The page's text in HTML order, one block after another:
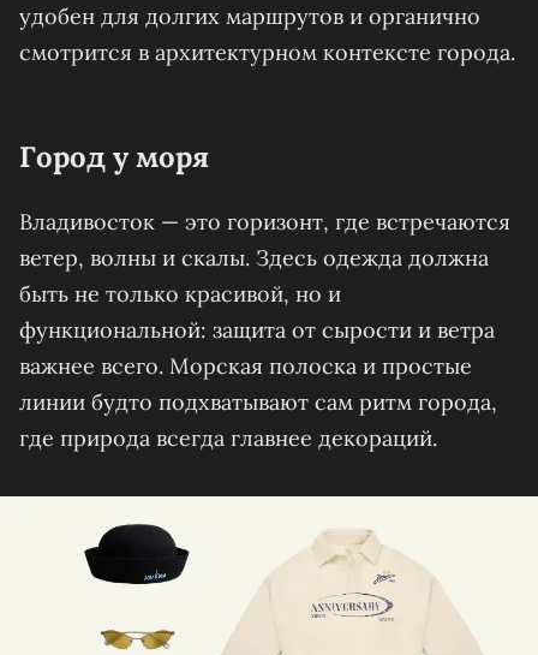
удобен для долгих маршрутов и органично
смотрится в архитектурном контексте города.
Город у моря
Владивосток — это горизонт, где встречаются
ветер, волны и скалы. Здесь одежда должна
быть не только красивой, но и
функциональной: защита от сырости и ветра
важнее всего. Морская полоска и простые
линии будто подхватывают сам ритм города,
где природа всегда главнее декораций.